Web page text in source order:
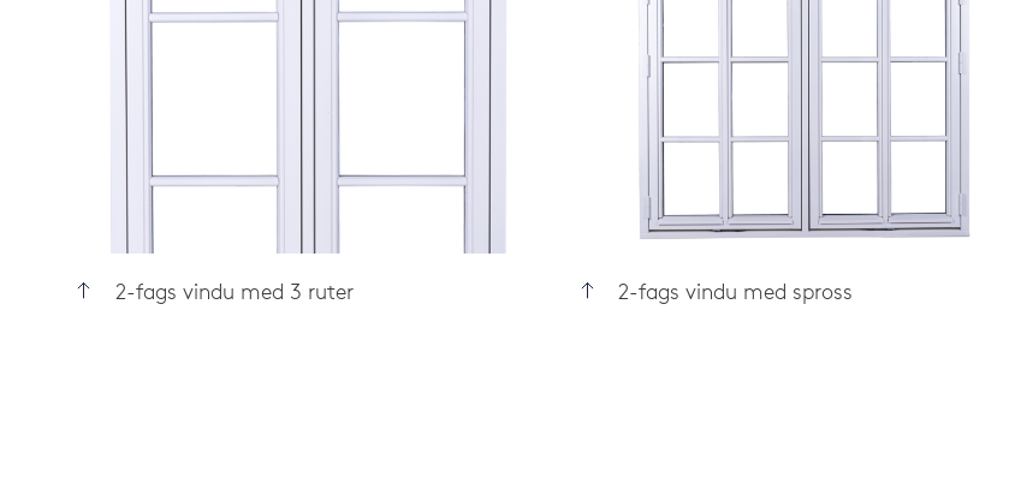
2-fags vindu med 3 ruter 2-fags vindu med spross